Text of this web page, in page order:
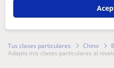
¿Hay algún error en
Tus clases particulares Chino
adapto mis clases particulares al